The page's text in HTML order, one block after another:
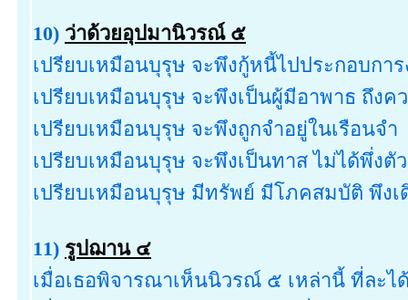
10) ว่าด้วยอุปมานิวรณ์ ๕
เปรียบเหมือนบุรุษ จะพึงกู้หนี้ไปประกอบกา
เปรียบเหมือนบุรุษ จะพึงเป็นผู้มีอาพาธ ถึงค
เปรียบเหมือนบุรุษ จะพึงถูกจำอยู่ในเรือนจำ
เปรียบเหมือนบุรุษ จะพึงเป็นทาส ไม่ได้พึ่งตัว
เปรียบเหมือนบุรุษ มีทรัพย์ มีโภคสมบัติ พึง
11) รูปฌาน ๔
เมื่อเธอพิจารณาเห็นนิวรณ์ ๕ เหล่านี้ ที่ละ